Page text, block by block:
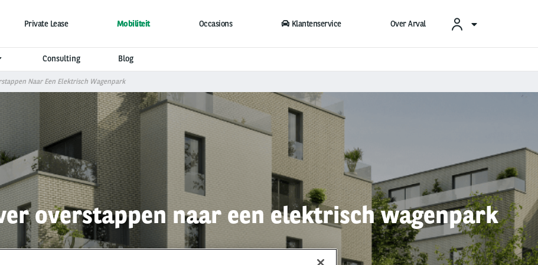
Private Lease Mobiliteit Occasions Klantenservice Over Arval
Consulting Blog
Naar Een Elektrisch Wagenpark
overstappen naar een elektrisch wagenpark